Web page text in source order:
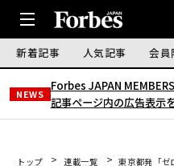
新着記事 人気記事 会員
NEWS
Forbes JAPAN
記事ページ内の広告表示
トップ 連載一覧 東京都発「ゼ